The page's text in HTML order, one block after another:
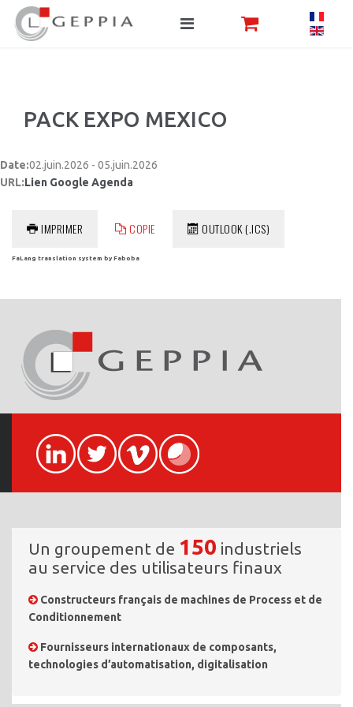
PACK EXPO MEXICO
Date:02.juin.2026 - 05.juin.2026
URL:Lien Google Agenda
IMPRIMER COPIE OUTLOOK (.ICS)
FaLang translation system by Faboba
Un groupement de 150 industriels
au service des utilisateurs finaux
Constructeurs français de machines de Process et de
Conditionnement
Fournisseurs internationaux de composants,
technologies d’automatisation, digitalisation